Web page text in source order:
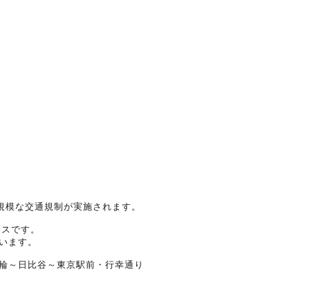
な交通規制が実施されます。
です。
ます。
～日比谷～東京駅前・行幸通り